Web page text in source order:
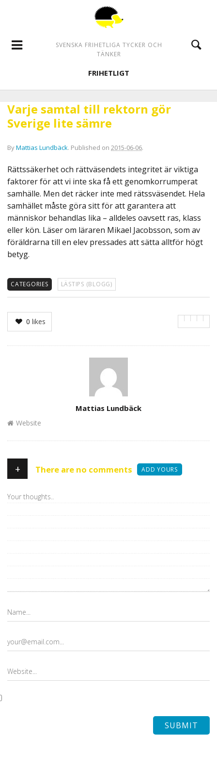
SVENSKA FRIHETLIGA TYCKER OCH
TÄNKER
FRIHETLIGT
Varje samtal till rektorn gör
Sverige lite sämre
ByMattias Lundbäck. Published on 2015-06-06.
Rättssäkerhet och rättväsendets integritet är viktiga
faktorer för att vi inte ska få ett genomkorrumperat
samhälle. Men det räcker inte med rätssväsendet. Hela
samhället måste göra sitt för att garantera att
människor behandlas lika – alldeles oavsett ras, klass
eller kön. Läser om läraren Mikael Jacobsson, som av
föräldrarna till en elev pressades att sätta alltför högt
betyg.
CATEGORIES LÄSTIPS (BLOGG)
0 likes
Mattias Lundbäck
Website
+ There are no comments ADD YOURS